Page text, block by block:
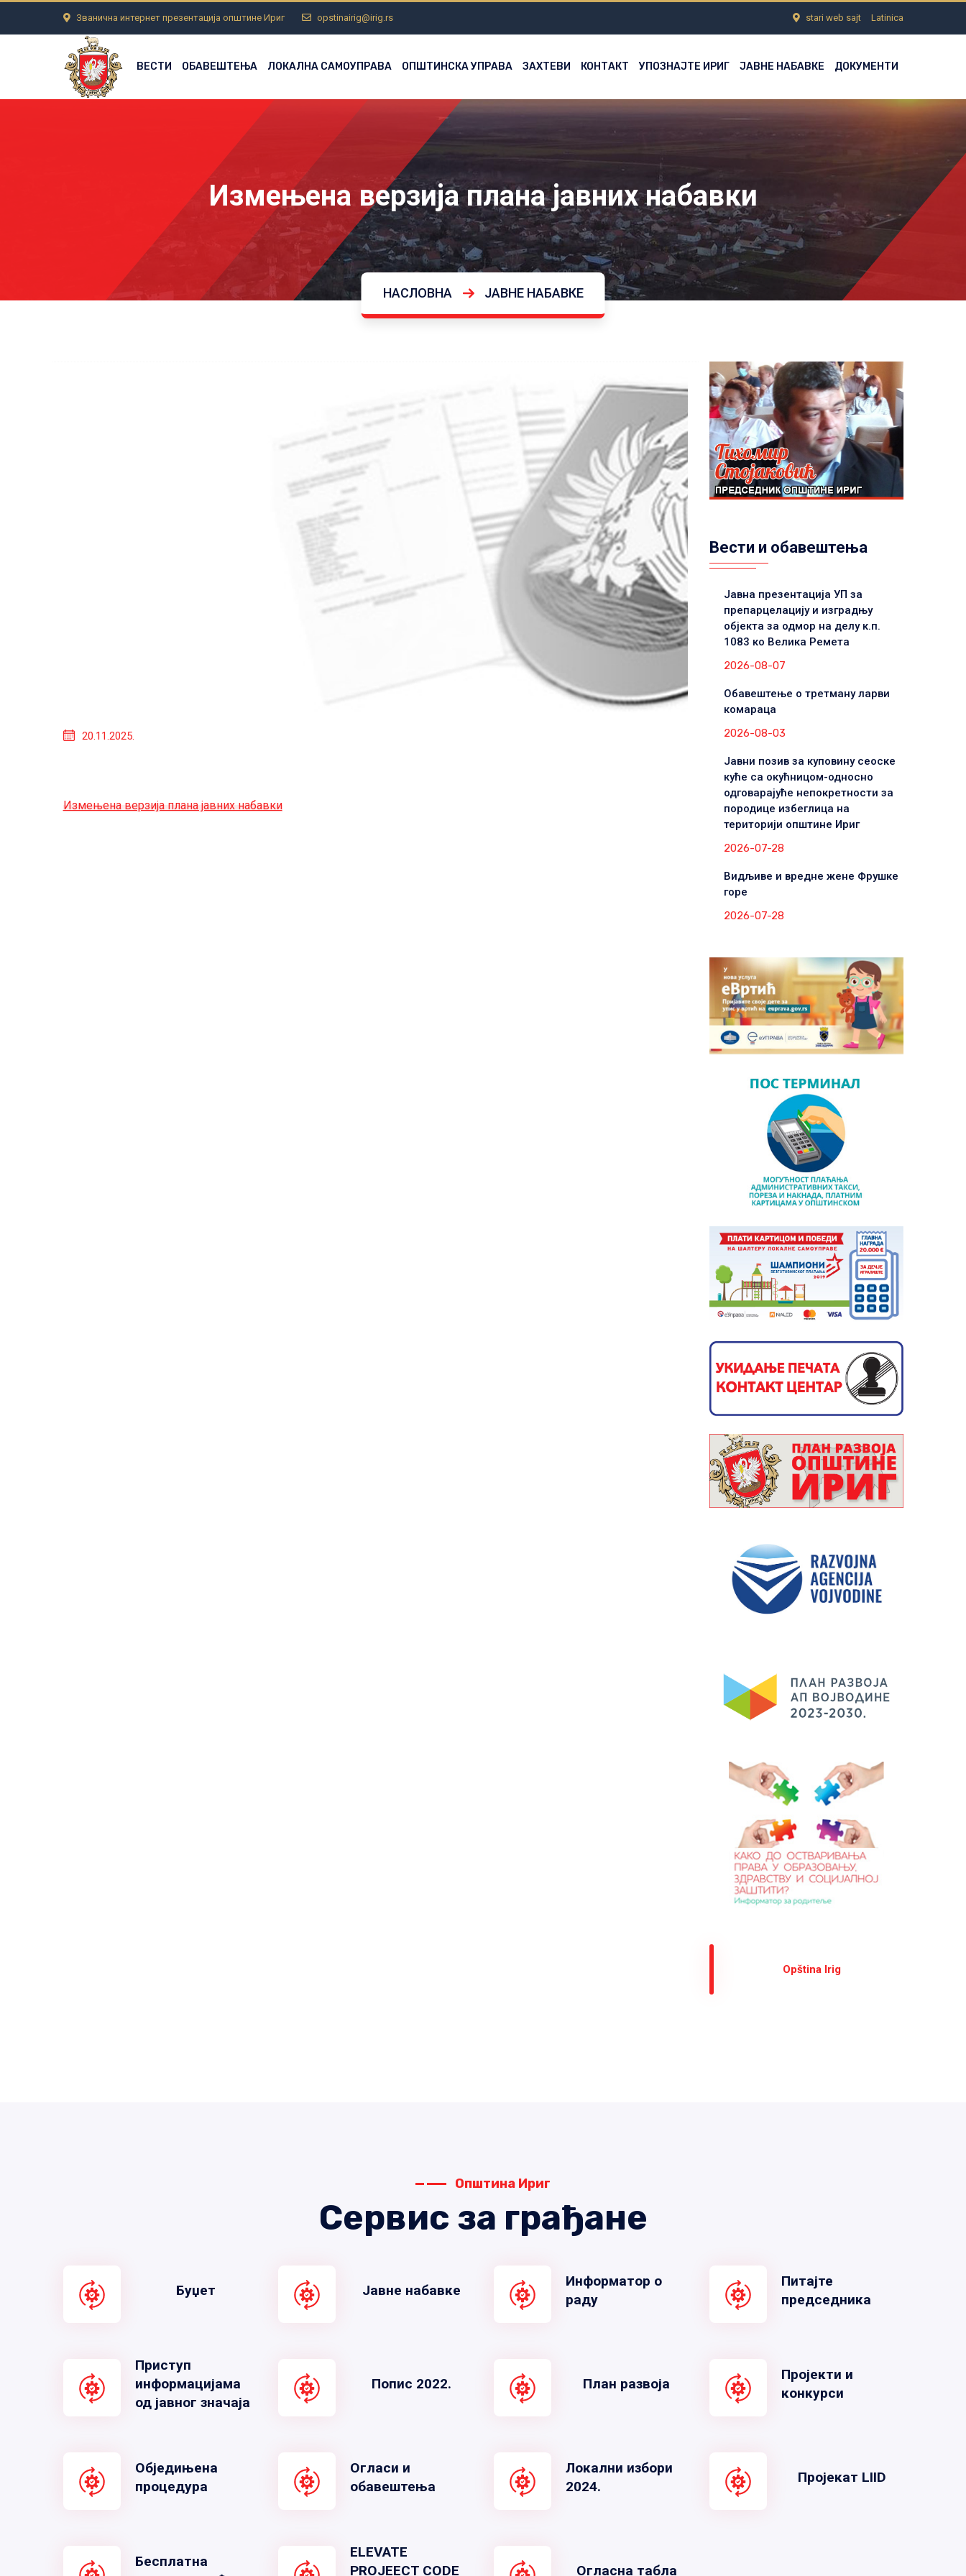
Званична интернет презентација општине Ириг opstinairig@irig.rs stari web sajt Latinica
ВЕСТИ ОБАВЕШТЕЊА ЛОКАЛНА САМОУПРАВА ОПШТИНСКА УПРАВА ЗАХТЕВИ КОНТАКТ УПОЗНАЈТЕ ИРИГ ЈАВНЕ НАБАВКЕ ДОКУМЕНТИ
Измењена верзија плана јавних набавки
НАСЛОВНА ЈАВНЕ НАБАВКЕ
20.11.2025.
Измењена верзија плана јавних набавки
Вести и обавештења
Јавна презентација УП за
препарцелацију и изградњу
објекта за одмор на делу к.п.
1083 ко Велика Ремета
2026-08-07
Обавештење о третману ларви
комараца
2026-08-03
Јавни позив за куповину сеоске
куће са окућницом-односно
одговарајуће непокретности за
породице избеглица на
територији општине Ириг
2026-07-28
Видљиве и вредне жене Фрушке
горе
2026-07-28
Оpština Irig
Општина Ириг
Сервис за грађане
Буџет Јавне набавке
Информатор о
раду
Питајте
председника
Приступ
информацијама
од јавног значаја
Попис 2022. План развоја
Пројекти и
конкурси
Обједињена
процедура
Огласи и
обавештења
Локални избори
2024.
Пројекат LIID
Бесплатна
ELEVATE
PROJEECT CODE
Огласна табла